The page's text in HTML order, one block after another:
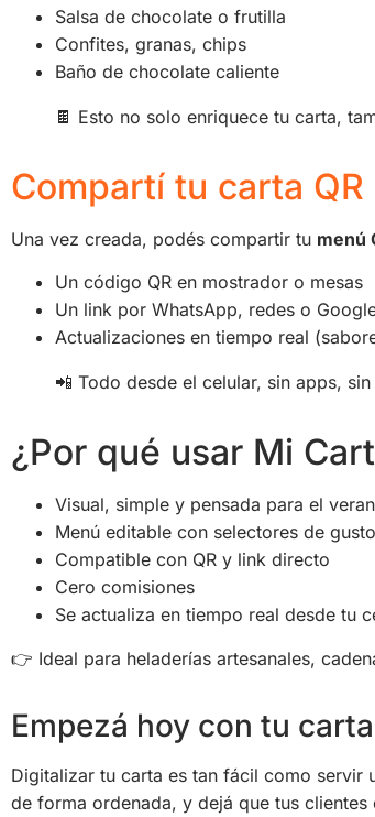
Salsa de chocolate o frutilla
Confites, granas, chips
Baño de chocolate caliente
🍫 Esto no solo enriquece tu carta,
Compartí tu carta
Una vez creada, podés compartir tu menú
Un código QR en mostrador o mesas
Un link por WhatsApp, redes o
Actualizaciones en tiempo real
📲 Todo desde el celular, sin apps,
¿Por qué usar Mi
Visual, simple y pensada para el
Menú editable con selectores de
Compatible con QR y link directo
Cero comisiones
Se actualiza en tiempo real desde tu
👉 Ideal para heladerías artesanales,
Empezá hoy con tu
Digitalizar tu carta es tan fácil como servir
de forma ordenada, y dejá que tus clientes